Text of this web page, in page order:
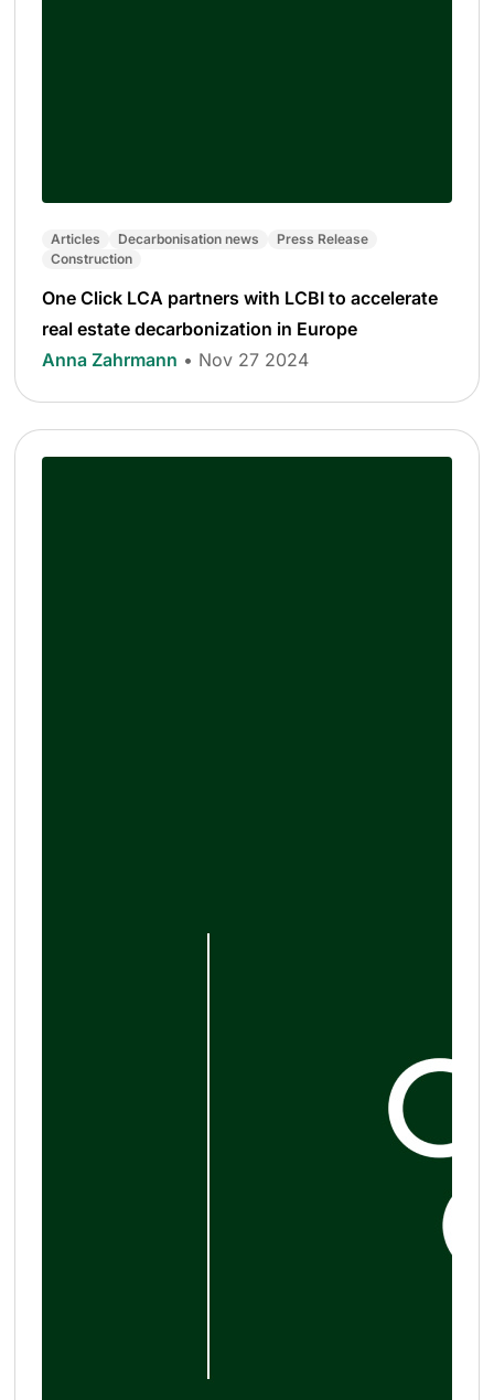
Articles Decarbonisation news
Press Release
Construction
One Click LCA partners with LCBI to accelerate
real estate decarbonization in Europe
Anna Zahrmann • Nov 27 2024